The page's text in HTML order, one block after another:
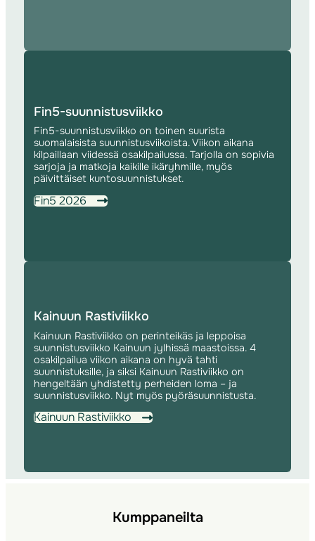
Fin5-suunnistusviikko
Fin5-suunnistusviikko on toinen suurista
suomalaisista suunnistusviikoista. Viikon aikana
kilpaillaan viidessä osakilpailussa. Tarjolla on sopivia
sarjoja ja matkoja kaikille ikäryhmille, myös
päivittäiset kuntosuunnistukset.
Fin5 2026
Kainuun Rastiviikko
Kainuun Rastiviikko on perinteikäs ja leppoisa
suunnistusviikko Kainuun jylhissä maastoissa. 4
osakilpailua viikon aikana on hyvä tahti
suunnistuksille, ja siksi Kainuun Rastiviikko on
hengeltään yhdistetty perheiden loma – ja
suunnistusviikko. Nyt myös pyöräsuunnistusta.
Kainuun Rastiviikko
Kumppaneilta